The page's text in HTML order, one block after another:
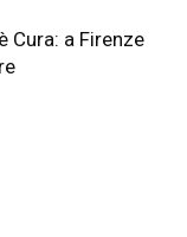
Cura: a Firenze